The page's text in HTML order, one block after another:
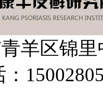
羊区锦
：